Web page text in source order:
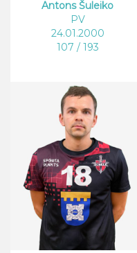
Antons Šuleiko
PV
24.01.2000
107 / 193